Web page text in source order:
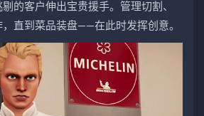
的客户伸出宝贵援手。管理切割、
直到菜品装盘——在此时发挥创意。